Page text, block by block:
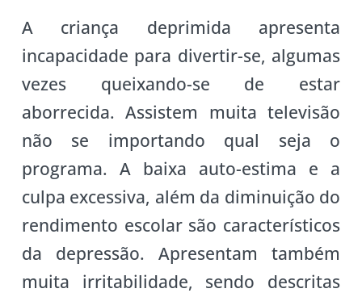
A criança deprimida apresenta
incapacidade para divertir-se, algumas
vezes queixando-se de estar
aborrecida. Assistem muita televisão
não se importando qual seja o
programa. A baixa auto-estima e a
culpa excessiva, além da diminuição do
rendimento escolar são característicos
da depressão. Apresentam também
muita irritabilidade, sendo descritas